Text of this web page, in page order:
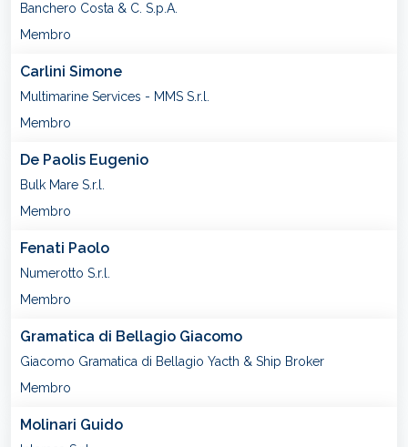
Banchero Costa & C. S.p.A.
Membro
Carlini Simone
Multimarine Services - MMS S.r.l.
Membro
De Paolis Eugenio
Bulk Mare S.r.l.
Membro
Fenati Paolo
Numerotto S.r.l.
Membro
Gramatica di Bellagio Giacomo
Giacomo Gramatica di Bellagio Yacth & Ship Broker
Membro
Molinari Guido